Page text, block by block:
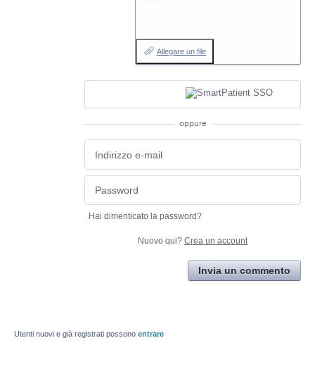
Allegare un file
oppure
Hai dimenticato la password?
Nuovo qui? Crea un account
Invia un commento
Utenti nuovi e già registrati possono entrare